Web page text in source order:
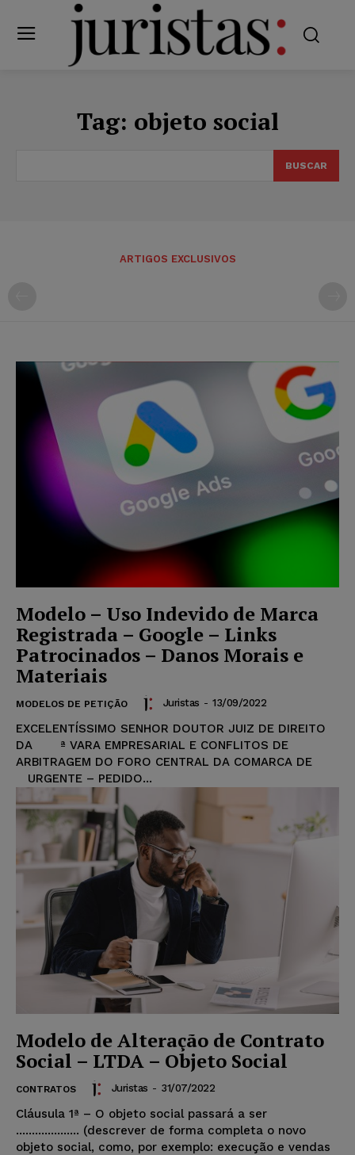
Tag: objeto social
BUSCAR
ARTIGOS EXCLUSIVOS
Modelo – Uso Indevido de Marca
Registrada – Google – Links
Patrocinados – Danos Morais e
Materiais
MODELOS DE PETIÇÃO Juristas - 13/09/2022
EXCELENTÍSSIMO SENHOR DOUTOR JUIZ DE DIREITO
DA ª VARA EMPRESARIAL E CONFLITOS DE
ARBITRAGEM DO FORO CENTRAL DA COMARCA DE
URGENTE – PEDIDO...
Modelo de Alteração de Contrato
Social – LTDA – Objeto Social
CONTRATOS Juristas - 31/07/2022
Cláusula 1ª – O objeto social passará a ser
.................... (descrever de forma completa o novo
objeto social, como, por exemplo: execução e vendas